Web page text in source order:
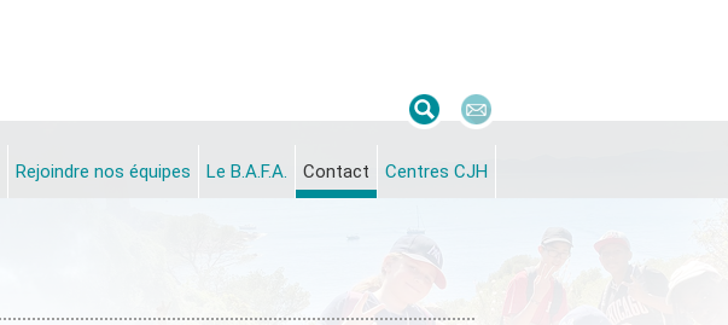
Rejoindre nos équipes Le B.A.F.A. Contact Centres CJH